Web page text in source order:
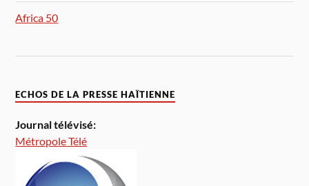
Africa 50
ECHOS DE LA PRESSE HAÏTIENNE
Journal télévisé:
Métropole Télé